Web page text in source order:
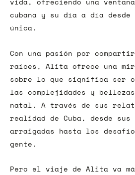
cubana y su día a día desde
única.
Con una pasión por
raíces, Alita ofrece una
sobre lo que significa ser
las complejidades y
natal. A través de sus
realidad de Cuba, desde
arraigadas hasta los
gente.
Pero el viaje de Alita va